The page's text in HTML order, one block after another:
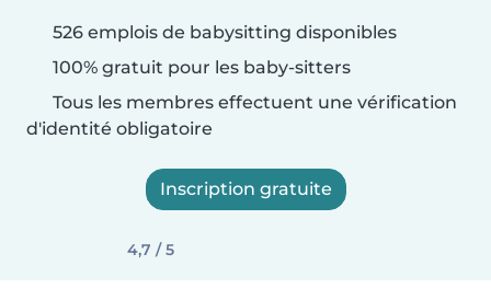
526 emplois de babysitting disponibles
100% gratuit pour les baby-sitters
Tous les membres effectuent une vérification
d'identité obligatoire
Inscription gratuite
4,7 / 5